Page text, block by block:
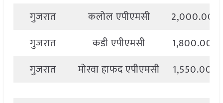
गुजरात कलोल एपीएमसी
2,000.00
गुजरात
कडी एपीएमसी
1,800.00
गुजरात
मोरवा हाफद एपीएमसी 1,550.00